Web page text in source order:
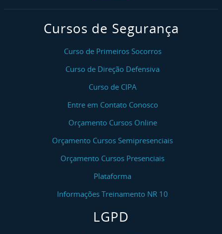
Cursos de Segurança
Curso de Primeiros Socorros
Curso de Direção Defensiva
Curso de CIPA
Entre em Contato Conosco
Orçamento Cursos Online
Orçamento Cursos Semipresenciais
Orçamento Cursos Presenciais
Plataforma
Informações Treinamento NR 10
LGPD